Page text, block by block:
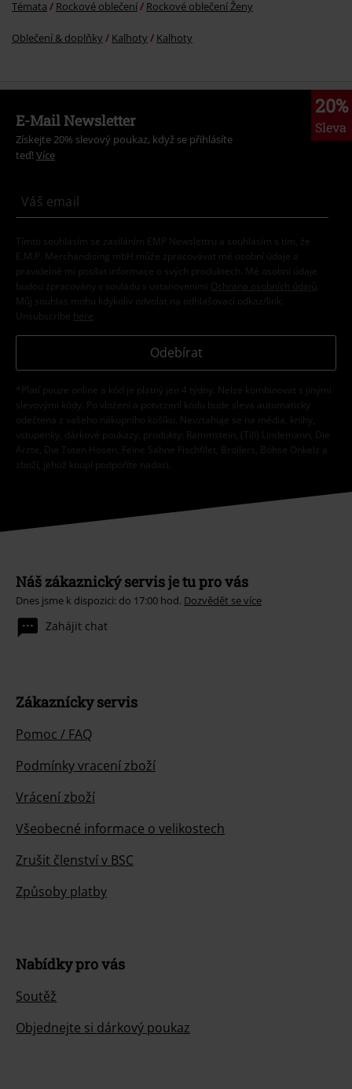
Témata Rockové oblečení Rockové oblečení Ženy
Oblečení & doplňky Kalhoty Kalhoty
20%
Sleva
E-Mail Newsletter
Získejte 20% slevový poukaz, když se přihlásíte
teď! Více
Tímto souhlasím se zasíláním EMP Newslettru a souhlasím s tím, že
E.M.P. Merchandising mbH může zpracovávat mé osobní údaje a
pravidelně mi posílat informace o svých produktech. Mé osobní údaje
budou zpracovány v souladu s ustanoveními
Ochrana osobních údajů
Můj souhlas mohu kdykoliv odvolat na odhlašovací odkaz/link.
Unsubscribe here
Odebírat
*Platí pouze online a kód je platný jen 4 týdny. Nelze kombinovat s jinými
slevovými kódy. Po vložení a potvrzení kódu bude sleva automaticky
odečtena z vašeho nákupního košíku. Nevztahuje se na média, knihy,
vstupenky, dárkové poukazy, produkty: Rammstein, (Till) Lindemann, Die
Ärzte, Die Toten Hosen, Feine Sahne Fischfilet, Broilers, Böhse Onkelz a
zboží, jehož koupí podpoříte nadaci.
Náš zákaznický servis je tu pro vás
Dnes jsme k dispozici: do 17:00 hod. Dozvědět se více
Zahájit chat
Zákaznícky servis
Pomoc / FAQ
Podmínky vracení zboží
Vrácení zboží
Všeobecné informace o velikostech
Zrušit členství v BSC
Způsoby platby
Nabídky pro vás
Soutěž
Objednejte si dárkový poukaz